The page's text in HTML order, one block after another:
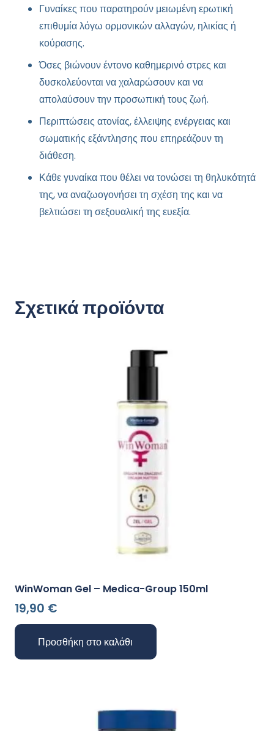
Γυναίκες που παρατηρούν μειωμένη ερωτική
επιθυμία λόγω ορμονικών αλλαγών, ηλικίας ή
κούρασης.
Όσες βιώνουν έντονο καθημερινό στρες και
δυσκολεύονται να χαλαρώσουν και να
απολαύσουν την προσωπική τους ζωή.
Περιπτώσεις ατονίας, έλλειψης ενέργειας και
σωματικής εξάντλησης που επηρεάζουν τη
διάθεση.
Κάθε γυναίκα που θέλει να τονώσει τη θηλυκότητά
της, να αναζωογονήσει τη σχέση της και να
βελτιώσει τη σεξουαλική της ευεξία.
Σχετικά προϊόντα
WinWoman Gel – Medica-Group 150ml
19,90 €
Προσθήκη στο καλάθι